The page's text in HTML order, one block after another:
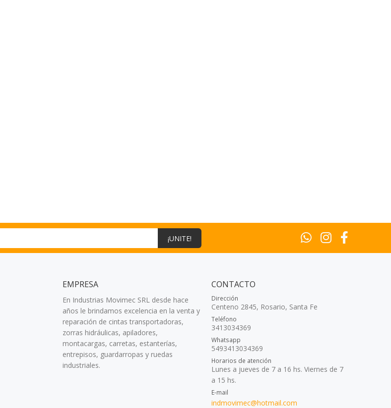
¡UNITE!
EMPRESA
En Industrias Movimec SRL desde hace
años le brindamos excelencia en la venta y
reparación de cintas transportadoras,
zorras hidráulicas, apiladores,
montacargas, carretas, estanterías,
entrepisos, guardarropas y ruedas
industriales.
CONTACTO
Dirección
Centeno 2845, Rosario, Santa Fe
Teléfono
3413034369
Whatsapp
5493413034369
Horarios de atención
Lunes a jueves de 7 a 16 hs. Viernes de 7
a 15 hs.
E-mail
indmovimec@hotmail.com